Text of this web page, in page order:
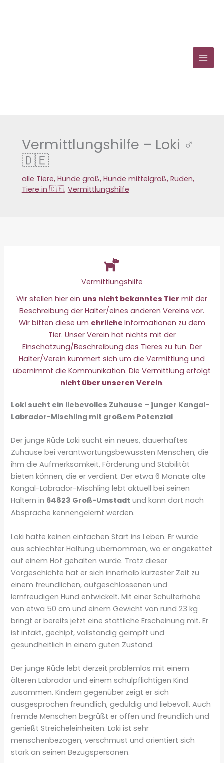
Vermittlungshilfe – Loki ♂
🇩🇪
alle Tiere, Hunde groß, Hunde mittelgroß, Rüden,
Tiere in 🇩🇪, Vermittlungshilfe
Vermittlungshilfe
Wir stellen hier ein uns nicht bekanntes Tier mit der
Beschreibung der Halter/eines anderen Vereins vor.
Wir bitten diese um ehrliche Informationen zu dem
Tier. Unser Verein hat nichts mit der
Einschätzung/Beschreibung des Tieres zu tun. Der
Halter/Verein kümmert sich um die Vermittlung und
übernimmt die Kommunikation. Die Vermittlung erfolgt
nicht über unseren Verein.
Loki sucht ein liebevolles Zuhause – junger Kangal-
Labrador-Mischling mit großem Potenzial
Der junge Rüde Loki sucht ein neues, dauerhaftes
Zuhause bei verantwortungsbewussten Menschen, die
ihm die Aufmerksamkeit, Förderung und Stabilität
bieten können, die er verdient. Der etwa 6 Monate alte
Kangal-Labrador-Mischling lebt aktuell bei seinen
Haltern in 64823 Groß-Umstadt und kann dort nach
Absprache kennengelernt werden.
Loki hatte keinen einfachen Start ins Leben. Er wurde
aus schlechter Haltung übernommen, wo er angekettet
auf einem Hof gehalten wurde. Trotz dieser
Vorgeschichte hat er sich innerhalb kürzester Zeit zu
einem freundlichen, aufgeschlossenen und
lernfreudigen Hund entwickelt. Mit einer Schulterhöhe
von etwa 50 cm und einem Gewicht von rund 23 kg
bringt er bereits jetzt eine stattliche Erscheinung mit. Er
ist intakt, gechipt, vollständig geimpft und
gesundheitlich in einem guten Zustand.
Der junge Rüde lebt derzeit problemlos mit einem
älteren Labrador und einem schulpflichtigen Kind
zusammen. Kindern gegenüber zeigt er sich
ausgesprochen freundlich, geduldig und liebevoll. Auch
fremde Menschen begrüßt er offen und freundlich und
genießt Streicheleinheiten. Loki ist sehr
menschenbezogen, verschmust und orientiert sich
stark an seinen Bezugspersonen.